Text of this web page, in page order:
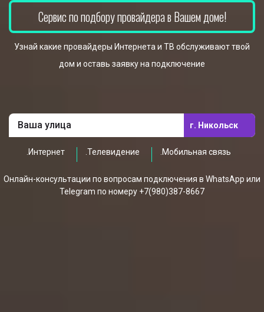
Сервис по подбору провайдера в Вашем доме!
Узнай какие провайдеры Интернета и ТВ обслуживают твой
дом и оставь заявку на подключение
г. Никольск
.Интернет .Телевидение .Мобильная связь
Онлайн-консультации по вопросам подключения в WhatsApp или
Telegram по номеру +7(980)387-8667